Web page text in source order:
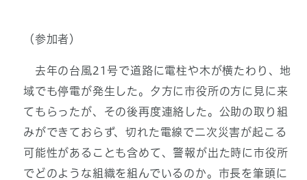
（参加者）
去年の台風21号で道路に電柱や木が横たわり、地
域でも停電が発生した。夕方に市役所の方に見に来
てもらったが、その後再度連絡した。公助の取り組
みができておらず、切れた電線で二次災害が起こる
可能性があることも含めて、警報が出た時に市役所
でどのような組織を組んでいるのか。市長を筆頭に